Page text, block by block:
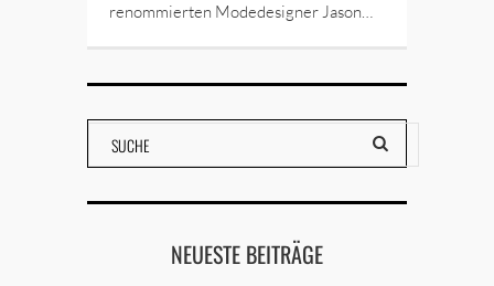
renommierten Modedesigner Jason…
NEUESTE BEITRÄGE